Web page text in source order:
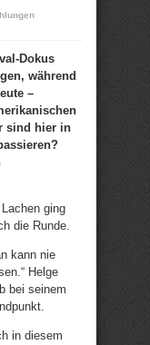
Dokus
während
–
sind hier in
Lachen ging
die Runde.
kann nie
Helge
bei seinem
in diesem